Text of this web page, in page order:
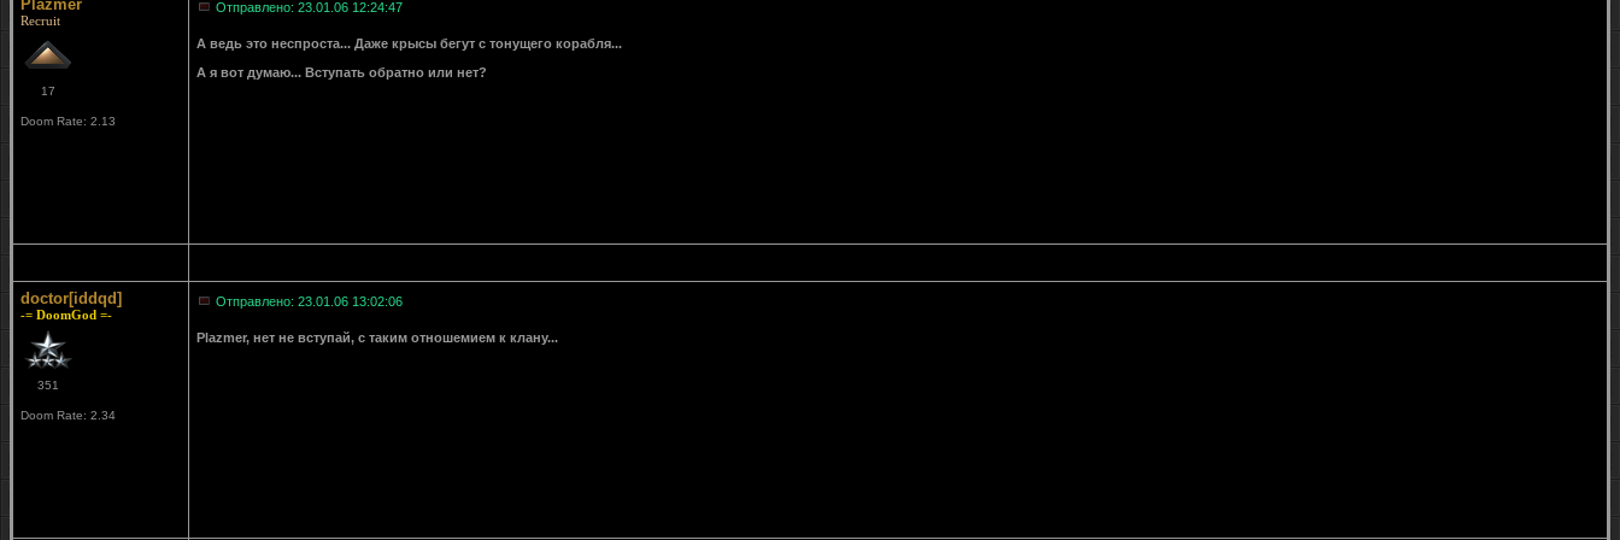
Plazmer
Recruit
17
Doom Rate: 2.13
Отправлено: 23.01.06 12:24:47
А ведь это неспроста... Даже крысы бегут с тонущего корабля...
А я вот думаю... Вступать обратно или нет?
doctor[iddqd]
-= DoomGod =-
351
Doom Rate: 2.34
Отправлено: 23.01.06 13:02:06
Plazmer, нет не вступай, с таким отношемием к клану...